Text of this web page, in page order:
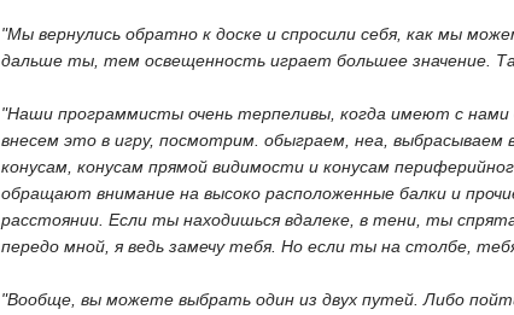
"Мы вернулись обратно к доске и спросили себя, как мы
дальше ты, тем освещенность играет большее значение.
"Наши программисты очень терпеливы, когда имеют с нами
внесем это в игру, посмотрим. обыграем, неа,
конусам, конусам прямой видимости и конусам
обращают внимание на высоко расположенные балки и
расстоянии. Если ты находишься вдалеке, в тени, ты
передо мной, я ведь замечу тебя. Но если ты на столбе,
"Вообще, вы можете выбрать один из двух путей. Либо